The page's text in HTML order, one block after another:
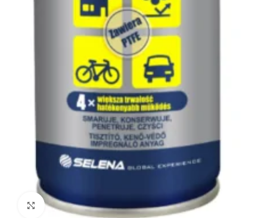
Spustelėkite, kad padidintumėte